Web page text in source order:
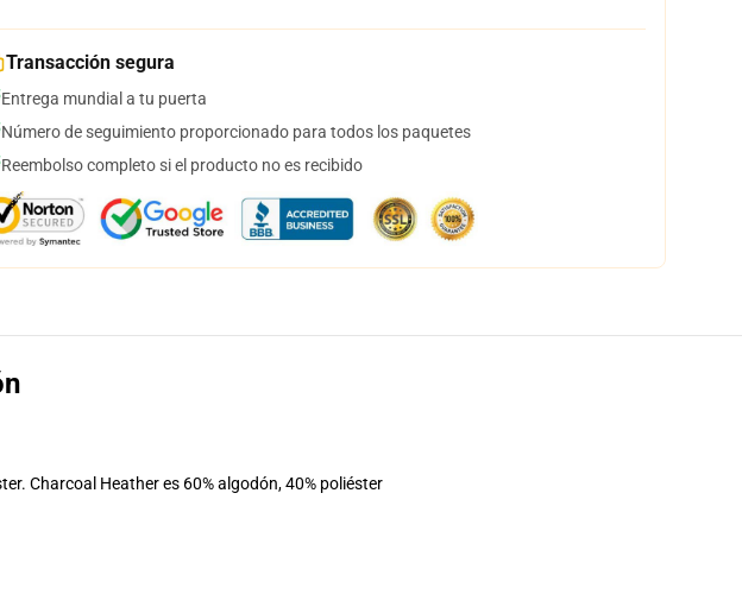
Transacción segura
Entrega mundial a tu puerta
Número de seguimiento proporcionado para todos los paquetes
Reembolso completo si el producto no es recibido
Charcoal Heather es 60% algodón, 40% poliéster